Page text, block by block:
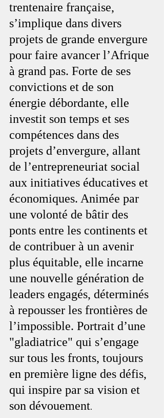
trentenaire française,
s’implique dans divers
projets de grande envergure
pour faire avancer l’Afrique
à grand pas. Forte de ses
convictions et de son
énergie débordante, elle
investit son temps et ses
compétences dans des
projets d’envergure, allant
de l’entrepreneuriat social
aux initiatives éducatives et
économiques. Animée par
une volonté de bâtir des
ponts entre les continents et
de contribuer à un avenir
plus équitable, elle incarne
une nouvelle génération de
leaders engagés, déterminés
à repousser les frontières de
l’impossible. Portrait d’une
"gladiatrice" qui s’engage
sur tous les fronts, toujours
en première ligne des défis,
qui inspire par sa vision et
son dévouement.